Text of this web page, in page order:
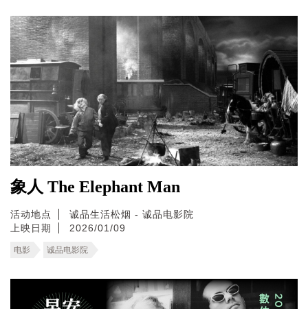
象人 The Elephant Man
活动地点
诚品生活松烟 - 诚品电影院
上映日期
2026/01/09
电影 诚品电影院